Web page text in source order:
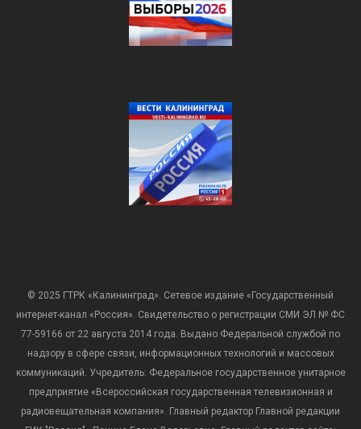
© 2025 ГТРК «Калининград». Сетевое издание «Государственный
интернет-канал «Россия». Свидетельство о регистрации СМИ ЭЛ № ФС
77-59166 от 22 августа 2014 года. Выдано Федеральной службой по
надзору в сфере связи, информационных технологий и массовых
коммуникаций. Учредитель: Федеральное государственное унитарное
предприятие «Всероссийская государственная телевизионная и
радиовещательная компания». Главный редактор Главной редакции